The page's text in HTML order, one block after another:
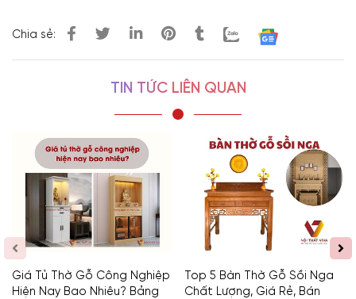
Chia sẻ:
TIN TỨC LIÊN QUAN
Giá Tủ Thờ Gỗ Công Nghiệp
Hiện Nay Bao Nhiêu? Bảng
Top 5 Bàn Thờ Gỗ Sồi Nga
Chất Lượng, Giá Rẻ, Bán